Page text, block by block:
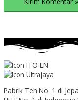
Pabrik Teh No. 1 di